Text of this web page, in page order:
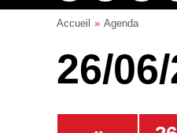
Accueil Agenda
26/